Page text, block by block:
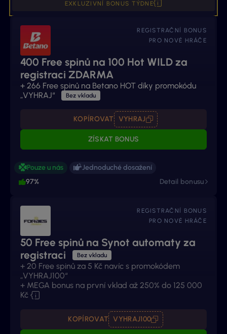
EXKLUZIVNÍ BONUS TÝDNE
REGISTRAČNÍ BONUS
PRO NOVÉ HRÁČE
400 Free spinů na 100 Hot WILD za
registraci ZDARMA
+ 266 Free spinů na Betano HOT díky promokódu
„VYHRAJ“
Bez vkladu
KOPÍROVAT VYHRAJ
ZÍSKAT BONUS
Pouze u nás
Jednoduché dosažení
97%
Detail bonusu
REGISTRAČNÍ BONUS
PRO NOVÉ HRÁČE
50 Free spinů na Synot automaty za
registraci
Bez vkladu
+ 20 Free spinů za 5 Kč navíc s promokódem
„VYHRAJ100“
+ MEGA bonus na první vklad až 250% do 125 000
Kč
KOPÍROVAT VYHRAJ100